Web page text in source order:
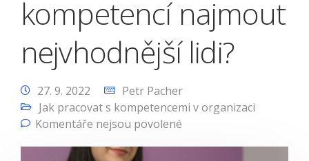
kompetencí najmout
nejvhodnější lidi?
27. 9. 2022
Petr Pacher
Jak pracovat s kompetencemi v organizaci
Komentáře nejsou povolené